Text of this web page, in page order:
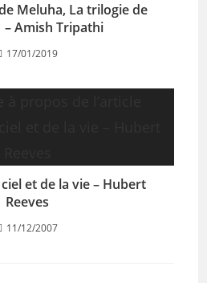
Meluha, La trilogie de
– Amish Tripathi
17/01/2019
et de la vie – Hubert
Reeves
11/12/2007